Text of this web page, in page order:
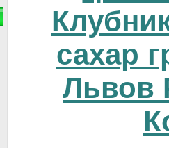
сахар
Львов